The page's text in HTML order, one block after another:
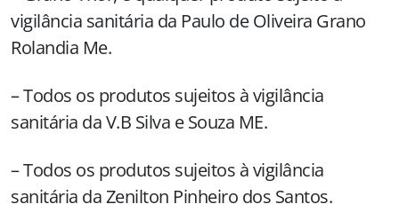
vigilância sanitária da Paulo de Oliveira Grano
Rolandia Me.
– Todos os produtos sujeitos à vigilância
sanitária da V.B Silva e Souza ME.
– Todos os produtos sujeitos à vigilância
sanitária da Zenilton Pinheiro dos Santos.